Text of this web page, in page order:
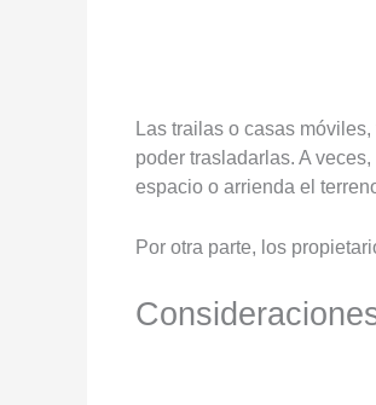
Las trailas o casas
poder trasladarlas. A
espacio o arrienda el
Por otra parte, los